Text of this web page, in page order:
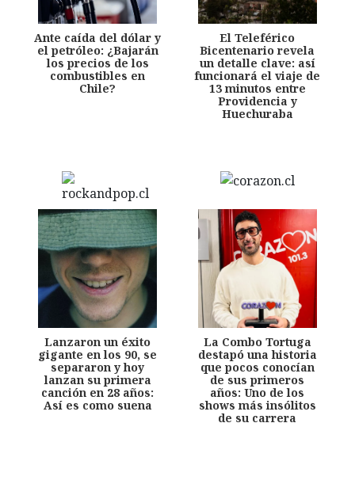
Ante caída del dólar y
el petróleo: ¿Bajarán
los precios de los
combustibles en
Chile?
El Teleférico
Bicentenario revela
un detalle clave: así
funcionará el viaje de
13 minutos entre
Providencia y
Huechuraba
Lanzaron un éxito
gigante en los 90, se
separaron y hoy
lanzan su primera
canción en 28 años:
Así es como suena
La Combo Tortuga
destapó una historia
que pocos conocían
de sus primeros
años: Uno de los
shows más insólitos
de su carrera